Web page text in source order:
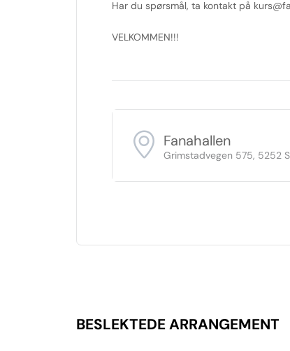
Har du spørsmål, ta kontakt på
VELKOMMEN!!!
Fanahallen
Grimstadvegen 575, 5252
BESLEKTEDE ARRANGEMENT